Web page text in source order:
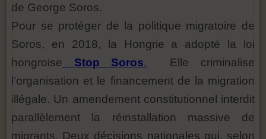
de George Soros.
Pour se protéger de la politique migratoire de
Soros, en 2018, la Hongrie a adopté la loi
hongroise
Stop Soros. Elle criminalise
l’organisation et le financement de la migration
illégale. Un amendement constitutionnel interdit
parallèlement la réinstallation massive de
migrants. Deux décisions nationales qui, selon